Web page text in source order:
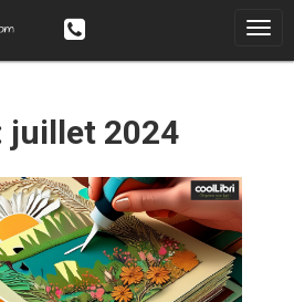
juillet 2024